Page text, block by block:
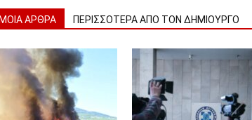
ΑΡΘΡΑ ΠΕΡΙΣΣΟΤΕΡΑ ΑΠΟ ΤΟΝ ΔΗΜΙΟΥΡΓΟ